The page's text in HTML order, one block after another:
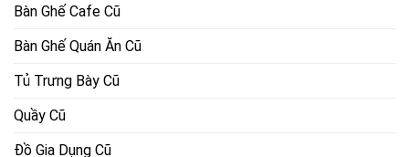
Bàn Ghế Cafe Cũ
Bàn Ghế Quán Ăn Cũ
Tủ Trưng Bày Cũ
Quầy Cũ
Đồ Gia Dụng Cũ